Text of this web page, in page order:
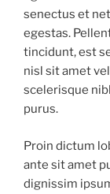
senectus et
egestas.
tincidunt, est
nisl sit amet
scelerisque
purus.
Proin dictum
ante sit amet
dignissim